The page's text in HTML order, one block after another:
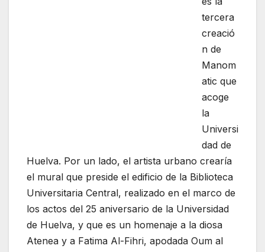
tercera
creació
n de
Manom
atic que
acoge
la
Universi
dad de
Huelva. Por un lado, el artista urbano crearía
el mural que preside el edificio de la Biblioteca
Universitaria Central, realizado en el marco de
los actos del 25 aniversario de la Universidad
de Huelva, y que es un homenaje a la diosa
Atenea y a Fatima Al-Fihri, apodada Oum al